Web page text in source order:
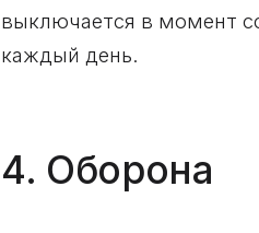
выключается в момент
каждый день.
4. Оборона